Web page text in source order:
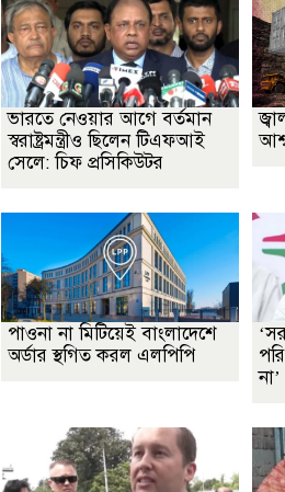
ভারতে নেওয়ার আগে বর্তমান
স্বরাষ্ট্রমন্ত্রীও ছিলেন টিএফআই
সেলে: চিফ প্রসিকিউটর
পাওনা না মিটিয়েই বাংলাদেশে
অর্ডার স্থগিত করল এলপিপি
না’